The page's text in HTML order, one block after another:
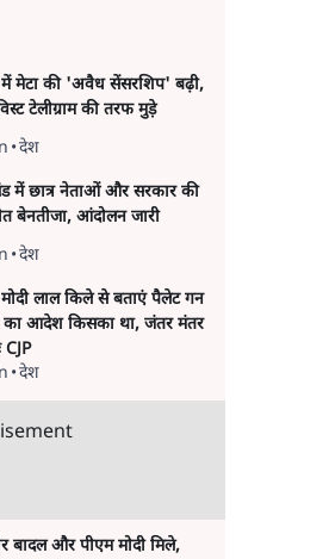
मेटा की 'अवैध सेंसरशिप' बढ़ी,
टेलीग्राम की तरफ मुड़े
•देश
में छात्र नेताओं और सरकार की
बेनतीजा, आंदोलन जारी
•देश
लाल किले से बताएं पैलेट गन
का आदेश किसका था, जंतर मंतर
CJP
•देश
बादल और पीएम मोदी मिले,